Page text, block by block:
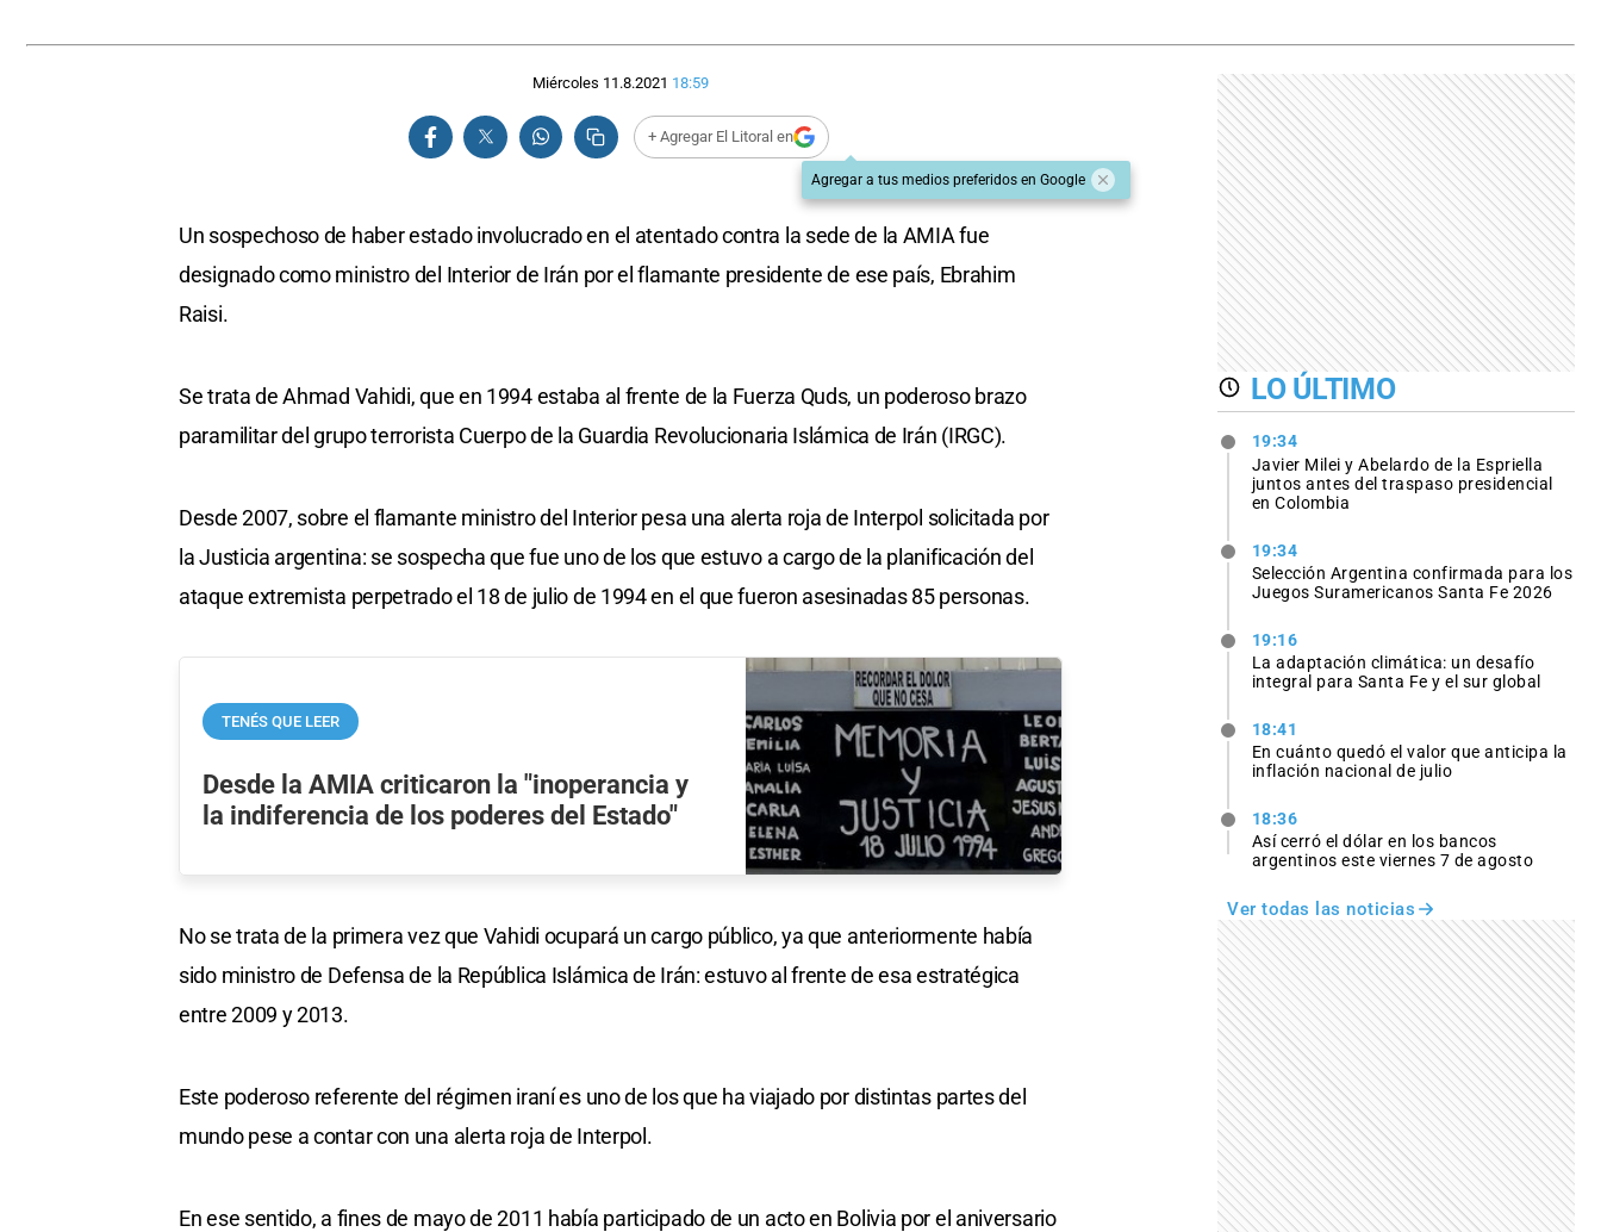
Miércoles 11.8.2021 18:59
+ Agregar El Litoral en
Agregar a tus medios preferidos en Google
Un sospechoso de haber estado involucrado en el atentado contra la sede de la AMIA fue
designado como ministro del Interior de Irán por el flamante presidente de ese país, Ebrahim
Raisi.
Se trata de Ahmad Vahidi, que en 1994 estaba al frente de la Fuerza Quds, un poderoso brazo
paramilitar del grupo terrorista Cuerpo de la Guardia Revolucionaria Islámica de Irán (IRGC).
Desde 2007, sobre el flamante ministro del Interior pesa una alerta roja de Interpol solicitada por
la Justicia argentina: se sospecha que fue uno de los que estuvo a cargo de la planificación del
ataque extremista perpetrado el 18 de julio de 1994 en el que fueron asesinadas 85 personas.
TENÉS QUE LEER
Desde la AMIA criticaron la "inoperancia y
la indiferencia de los poderes del Estado"
No se trata de la primera vez que Vahidi ocupará un cargo público, ya que anteriormente había
sido ministro de Defensa de la República Islámica de Irán: estuvo al frente de esa estratégica
entre 2009 y 2013.
Este poderoso referente del régimen iraní es uno de los que ha viajado por distintas partes del
mundo pese a contar con una alerta roja de Interpol.
En ese sentido, a fines de mayo de 2011 había participado de un acto en Bolivia por el aniversario
LO ÚLTIMO
19:34
Javier Milei y Abelardo de la Espriella
juntos antes del traspaso presidencial
en Colombia
19:34
Selección Argentina confirmada para los
Juegos Suramericanos Santa Fe 2026
19:16
La adaptación climática: un desafío
integral para Santa Fe y el sur global
18:41
En cuánto quedó el valor que anticipa la
inflación nacional de julio
18:36
Así cerró el dólar en los bancos
argentinos este viernes 7 de agosto
Ver todas las noticias